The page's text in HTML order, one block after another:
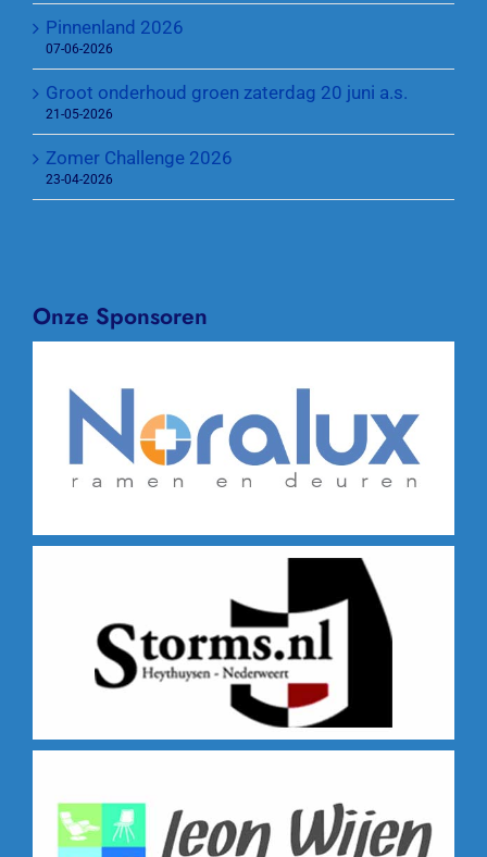
Pinnenland 2026
07-06-2026
Groot onderhoud groen zaterdag 20 juni a.s.
21-05-2026
Zomer Challenge 2026
23-04-2026
Onze Sponsoren